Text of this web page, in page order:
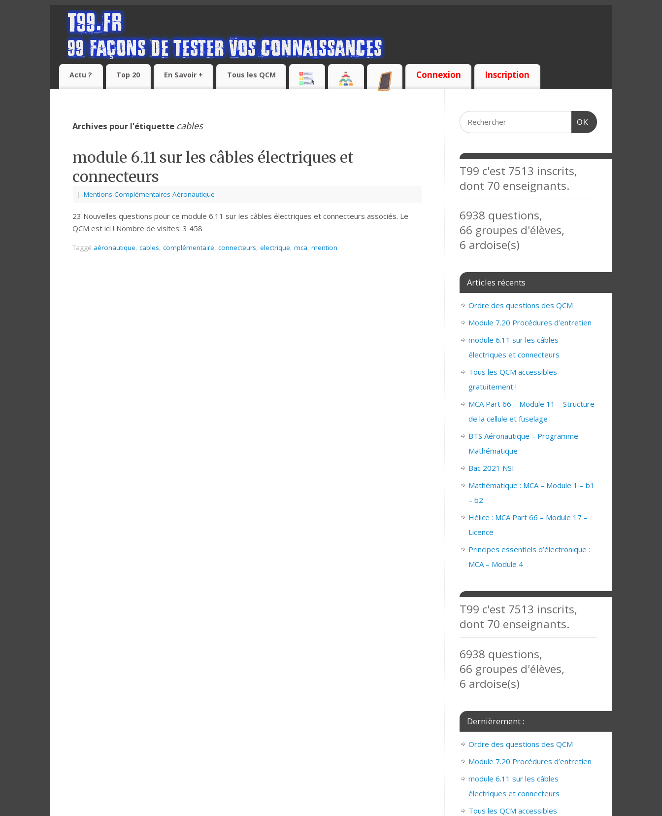
Actu ? Top 20 En Savoir + Tous les QCM Connexion Inscription
Archives pour l'étiquette cables
module 6.11 sur les câbles électriques et
connecteurs
| Mentions Complémentaires Aéronautique
23 Nouvelles questions pour ce module 6.11 sur les câbles électriques et connecteurs associés. Le
QCM est ici ! Nombre de visites: 3 458
Taggé aéronautique, cables, complémentaire, connecteurs, electrique, mca, mention
OK
T99 c'est 7513 inscrits,
dont 70 enseignants.
6938 questions,
66 groupes d'élèves,
6 ardoise(s)
Articles récents
Ordre des questions des QCM
Module 7.20 Procédures d’entretien
module 6.11 sur les câbles
électriques et connecteurs
Tous les QCM accessibles
gratuitement !
MCA Part 66 – Module 11 – Structure
de la cellule et fuselage
BTS Aéronautique – Programme
Mathématique
Bac 2021 NSI
Mathématique : MCA – Module 1 – b1
– b2
Hélice : MCA Part 66 – Module 17 –
Licence
Principes essentiels d’électronique :
MCA – Module 4
T99 c'est 7513 inscrits,
dont 70 enseignants.
6938 questions,
66 groupes d'élèves,
6 ardoise(s)
Dernièrement :
Ordre des questions des QCM
Module 7.20 Procédures d’entretien
module 6.11 sur les câbles
électriques et connecteurs
Tous les QCM accessibles